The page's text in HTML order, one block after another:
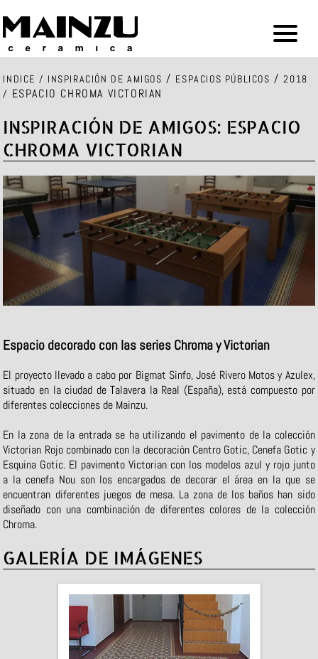
INDICE / INSPIRACIÓN DE AMIGOS / ESPACIOS PÚBLICOS /2018
/ ESPACIO CHROMA VICTORIAN
INSPIRACIÓN DE AMIGOS: ESPACIO
CHROMA VICTORIAN
Espacio decorado con las series Chroma y Victorian
El proyecto llevado a cabo por Bigmat Sinfo, José Rivero Motos y Azulex,
situado en la ciudad de Talavera la Real (España), está compuesto por
diferentes colecciones de Mainzu.
En la zona de la entrada se ha utilizando el pavimento de la colección
Victorian Rojo combinado con la decoración Centro Gotic, Cenefa Gotic y
Esquina Gotic. El pavimento Victorian con los modelos azul y rojo junto
a la cenefa Nou son los encargados de decorar el área en la que se
encuentran diferentes juegos de mesa. La zona de los baños han sido
diseñado con una combinación de diferentes colores de la colección
Chroma.
GALERÍA DE IMÁGENES